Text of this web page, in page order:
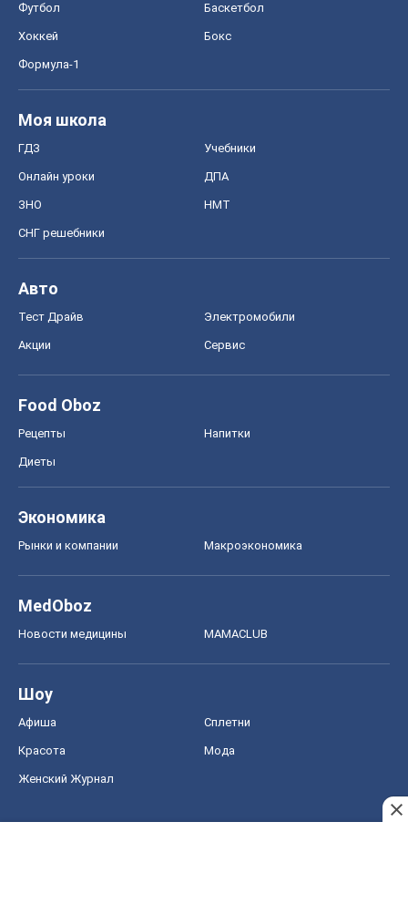
Футбол Баскетбол
Хоккей Бокс
Формула-1
Моя школа
ГДЗ Учебники
Онлайн уроки ДПА
ЗНО НМТ
СНГ решебники
Авто
Тест Драйв Электромобили
Акции Сервис
Food Oboz
Рецепты Напитки
Диеты
Экономика
Рынки и компании Mакроэкономика
MedOboz
Новости медицины MAMACLUB
Шоу
Афиша Сплетни
Красота Мода
Женский Журнал